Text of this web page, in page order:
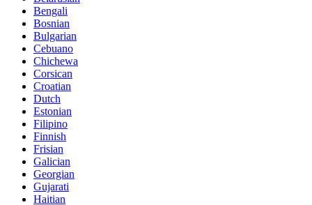
Bengali
Bosnian
Bulgarian
Cebuano
Chichewa
Corsican
Croatian
Dutch
Estonian
Filipino
Finnish
Frisian
Galician
Georgian
Gujarati
Haitian